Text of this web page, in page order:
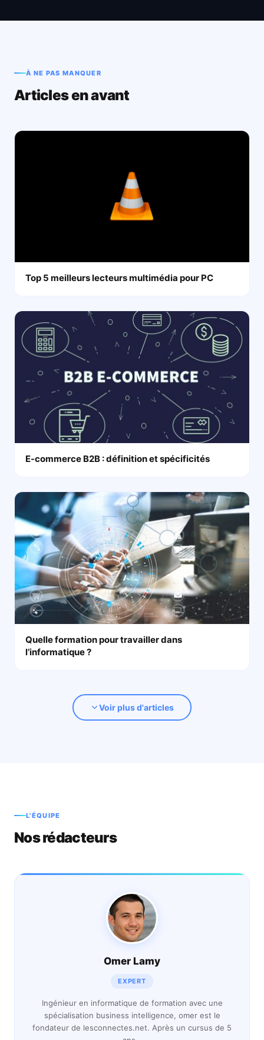
À NE PAS MANQUER
Articles en avant
Top 5 meilleurs lecteurs multimédia pour PC
E-commerce B2B : définition et spécificités
Quelle formation pour travailler dans
l’informatique ?
Voir plus d'articles
L'ÉQUIPE
Nos rédacteurs
Omer Lamy
EXPERT
Ingénieur en informatique de formation avec une
spécialisation business intelligence, omer est le
fondateur de lesconnectes.net. Après un cursus de 5